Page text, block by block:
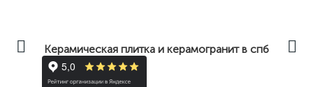
Керамическая плитка и керамогранит в спб